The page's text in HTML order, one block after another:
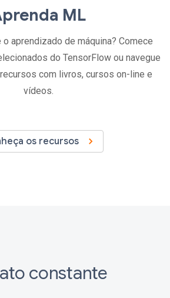
ML
o aprendizado de máquina? Comece
do TensorFlow ou navegue
com livros, cursos on-line e
vídeos.
os recursos
constante